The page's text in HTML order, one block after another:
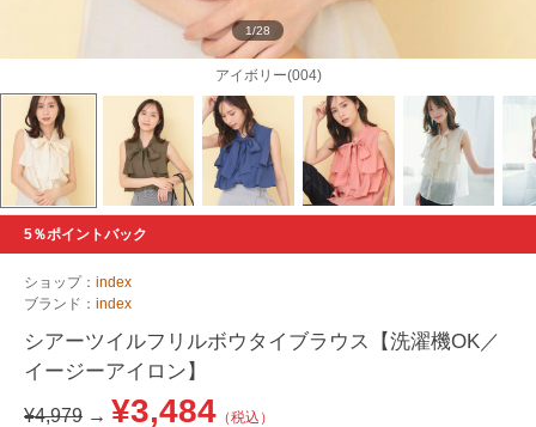
アイボリー(004)
1/28
5％ポイントバック
ショップ： index
ブランド： index
シアーツイルフリルボウタイブラウス【洗濯機OK／
イージーアイロン】
¥4,979 → ¥3,484 （税込）